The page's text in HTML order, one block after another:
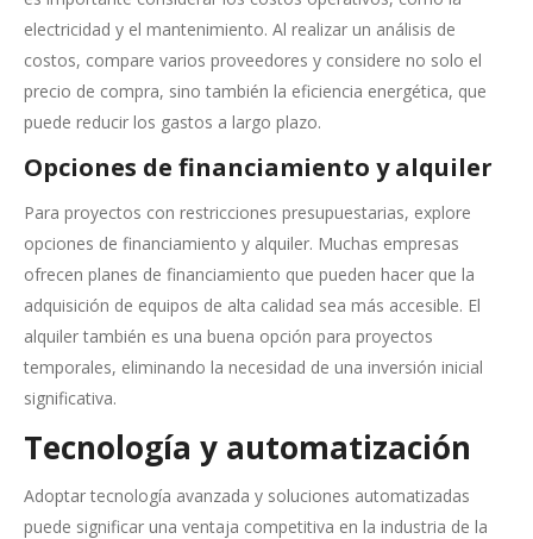
electricidad y el mantenimiento. Al realizar un análisis de
costos, compare varios proveedores y considere no solo el
precio de compra, sino también la eficiencia energética, que
puede reducir los gastos a largo plazo.
Opciones de financiamiento y alquiler
Para proyectos con restricciones presupuestarias, explore
opciones de financiamiento y alquiler. Muchas empresas
ofrecen planes de financiamiento que pueden hacer que la
adquisición de equipos de alta calidad sea más accesible. El
alquiler también es una buena opción para proyectos
temporales, eliminando la necesidad de una inversión inicial
significativa.
Tecnología y automatización
Adoptar tecnología avanzada y soluciones automatizadas
puede significar una ventaja competitiva en la industria de la